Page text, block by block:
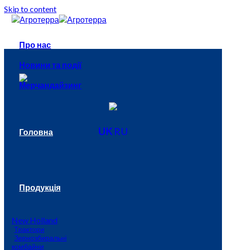
Skip to content
Про нас
Новини та події
Мерчандайзинг
UK RU
Головна
Продукція
New Holland
Трактори
Зернозбиральні
комбайни